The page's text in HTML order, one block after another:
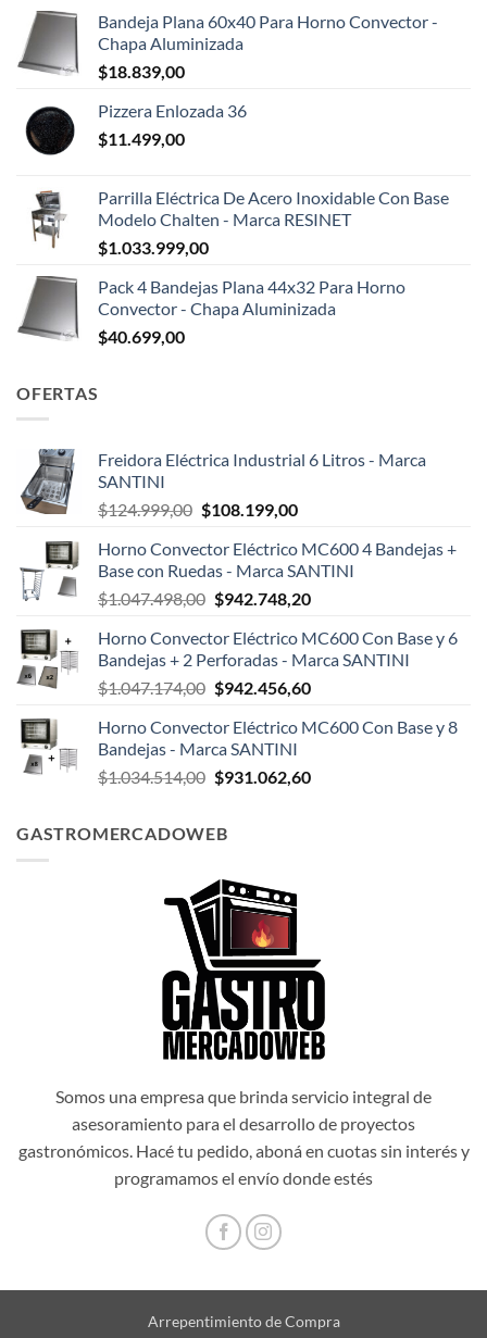
Bandeja Plana 60x40 Para Horno Convector -
Chapa Aluminizada
$18.839,00
Pizzera Enlozada 36
$11.499,00
Parrilla Eléctrica De Acero Inoxidable Con Base
Modelo Chalten - Marca RESINET
$1.033.999,00
Pack 4 Bandejas Plana 44x32 Para Horno
Convector - Chapa Aluminizada
$40.699,00
OFERTAS
Freidora Eléctrica Industrial 6 Litros - Marca
SANTINI
$124.999,00 El
original
era:
$124.999,00.
$108.199,00El
actual
es:
$108.199,00.
Horno Convector Eléctrico MC600 4 Bandejas +
Base con Ruedas - Marca SANTINI
$1.047.498,00 El
original
era:
$1.047.498,00.
$942.748,20El
actual
es:
$942.748,20.
Horno Convector Eléctrico MC600 Con Base y 6
Bandejas + 2 Perforadas - Marca SANTINI
$1.047.174,00 El
original
era:
$1.047.174,00.
$942.456,60El
actual
$942.456,60.
Horno Convector Eléctrico MC600 Con Base y 8
Bandejas - Marca SANTINI
$1.034.514,00 El
era:
$931.062,60El
GASTROMERCADOWEB
Somos una empresa que brinda servicio integral de
asesoramiento para el desarrollo de proyectos
gastronómicos. Hacé tu pedido, aboná en cuotas sin interés y
programamos el envío donde estés
Arrepentimiento de Compra